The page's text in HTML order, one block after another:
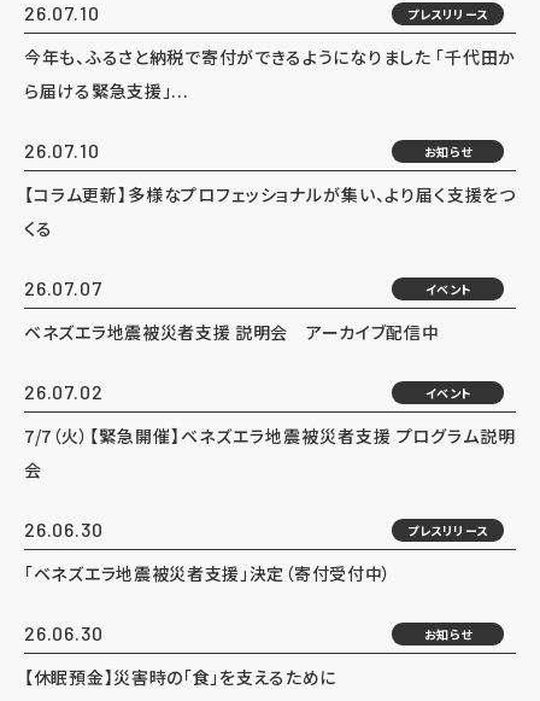
26.07.10 プレスリリース
今年も、ふるさと納税で寄付ができるようになりました 「千代田か
ら届ける緊急支援」...
26.07.10 お知らせ
【コラム更新】多様なプロフェッショナルが集い、より届く支援をつ
くる
26.07.07 イベント
ベネズエラ地震被災者支援 説明会 アーカイブ配信中
26.07.02 イベント
7/7（火）【緊急開催】ベネズエラ地震被災者支援 プログラム説明
会
26.06.30 プレスリリース
「ベネズエラ地震被災者支援」決定（寄付受付中）
26.06.30 お知らせ
【休眠預金】災害時の「食」を支えるために